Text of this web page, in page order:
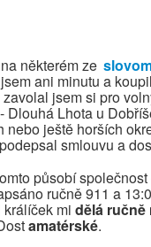
některém ze
ani minutu a
jsem si pro
Dlouhá Lhota u
nebo ještě horších
smlouvu a
působí
ručně 911 a
králíček mi dělá ručně
amatérské.